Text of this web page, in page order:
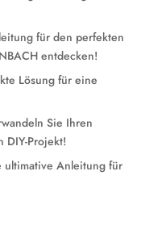
für den perfekten
entdecken!
Lösung für eine
Sie Ihren
DIY-Projekt!
ultimative Anleitung für